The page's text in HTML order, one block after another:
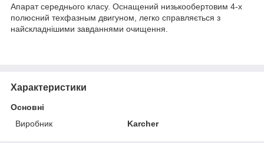
Апарат середнього класу. Оснащений низькообертовим 4-х
полюсний техфазным двигуном, легко справляється з
найскладнішими завданнями очищення.
Характеристики
Основні
Виробник
Karcher